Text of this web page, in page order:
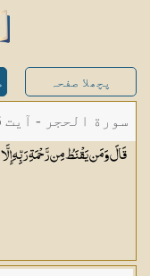
پچھلا صفحہ
سورة الحجر - آیت 56
قَالَ وَمَن يَقْنَطُ مِن رَّحْمَةِ رَبِّهِ إِلَّا